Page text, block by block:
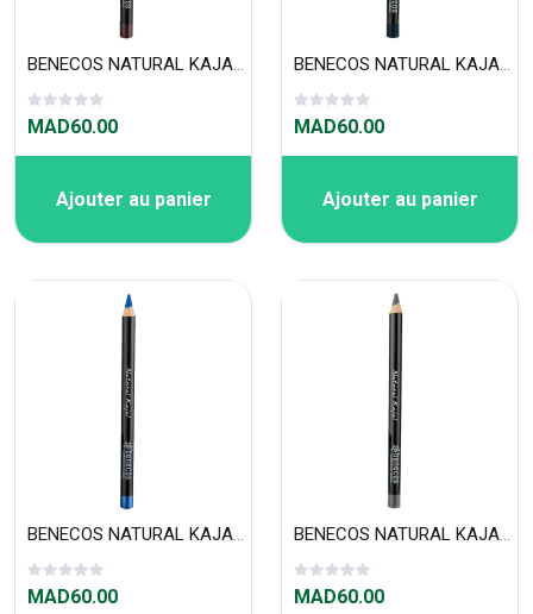
BENECOS NATURAL KAJAL - BROWN
MAD60.00
Ajouter au panier
BENECOS NATURAL KAJAL - NIGHT BLUE
MAD60.00
Ajouter au panier
BENECOS NATURAL KAJAL - BRIGHT BLUE
MAD60.00
BENECOS NATURAL KAJAL - GRIS
MAD60.00